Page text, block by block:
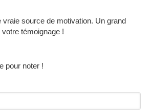
vraie source de motivation. Un grand
témoignage !
pour noter !